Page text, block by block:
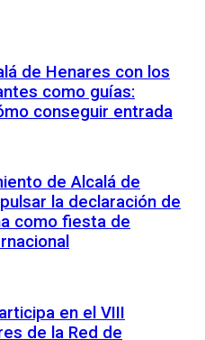
de Henares con los
como guías:
conseguir entrada
de Alcalá de
la declaración de
como fiesta de
en el VIII
de la Red de